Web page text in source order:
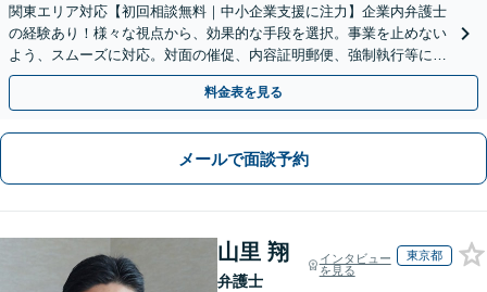
関東エリア対応【初回相談無料｜中小企業支援に注力】企業内弁護士
の経験あり！様々な視点から、効果的な手段を選択。事業を止めない
よう、スムーズに対応。対面の催促、内容証明郵便、強制執行等に精
通。お困りの方はすぐにご相談を【オンライン面談◎】
料金表を見る
メールで面談予約
山里 翔
弁護士
インタビュー
を見る
東京都